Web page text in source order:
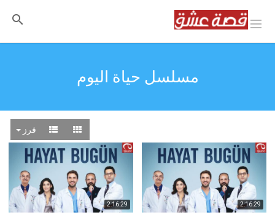
مسلسل حياة اليوم
فرز
2:16:29
2:16:29